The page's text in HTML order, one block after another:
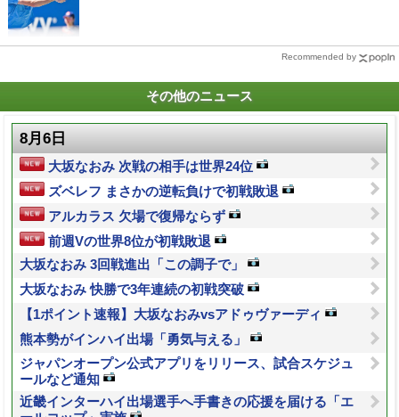
Recommended by
その他のニュース
8月6日
大坂なおみ 次戦の相手は世界24位
ズベレフ まさかの逆転負けで初戦敗退
アルカラス 欠場で復帰ならず
前週Vの世界8位が初戦敗退
大坂なおみ 3回戦進出「この調子で」
大坂なおみ 快勝で3年連続の初戦突破
【1ポイント速報】大坂なおみvsアドゥヴァーディ
熊本勢がインハイ出場「勇気与える」
ジャパンオープン公式アプリをリリース、試合スケジュ
ールなど通知
近畿インターハイ出場選手へ手書きの応援を届ける「エ